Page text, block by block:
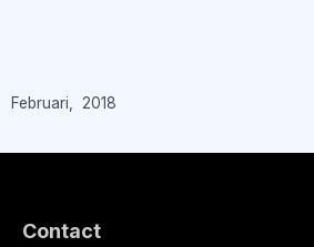
Februari, 2018
Contact